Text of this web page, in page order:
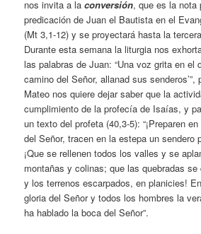
nos invita a laconversión, que es la nota
predicación de Juan el Bautista en el
(Mt 3,1-12) y se proyectará hasta la
Durante esta semana la liturgia nos
las palabras de Juan: “Una voz grita en el
camino del Señor, allanad sus senderos’”,
Mateo nos quiere dejar saber que la
cumplimiento de la profecía de Isaías, y
un texto del profeta (40,3-5): “¡Preparen
del Señor, tracen en la estepa un sendero
¡Que se rellenen todos los valles y se
montañas y colinas; que las quebradas
y los terrenos escarpados, en planicies!
gloria del Señor y todos los hombres la
ha hablado la boca del Señor”.